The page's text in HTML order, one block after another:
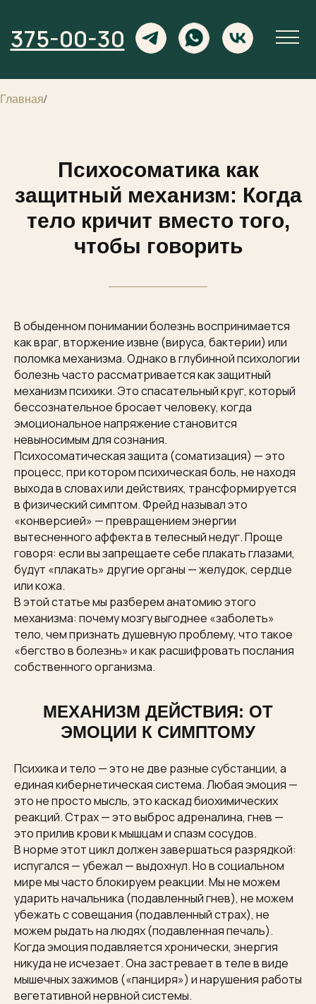
375-00-30
Главная/
Психосоматика как
защитный механизм: Когда
тело кричит вместо того,
чтобы говорить
В обыденном понимании болезнь воспринимается
как враг, вторжение извне (вируса, бактерии) или
поломка механизма. Однако в глубинной психологии
болезнь часто рассматривается как защитный
механизм психики. Это спасательный круг, который
бессознательное бросает человеку, когда
эмоциональное напряжение становится
невыносимым для сознания.
Психосоматическая защита (соматизация) — это
процесс, при котором психическая боль, не находя
выхода в словах или действиях, трансформируется
в физический симптом. Фрейд называл это
«конверсией» — превращением энергии
вытесненного аффекта в телесный недуг. Проще
говоря: если вы запрещаете себе плакать глазами,
будут «плакать» другие органы — желудок, сердце
или кожа.
В этой статье мы разберем анатомию этого
механизма: почему мозгу выгоднее «заболеть»
тело, чем признать душевную проблему, что такое
«бегство в болезнь» и как расшифровать послания
собственного организма.
МЕХАНИЗМ ДЕЙСТВИЯ: ОТ
ЭМОЦИИ К СИМПТОМУ
Психика и тело — это не две разные субстанции, а
единая кибернетическая система. Любая эмоция —
это не просто мысль, это каскад биохимических
реакций. Страх — это выброс адреналина, гнев —
это прилив крови к мышцам и спазм сосудов.
В норме этот цикл должен завершаться разрядкой:
испугался — убежал — выдохнул. Но в социальном
мире мы часто блокируем реакции. Мы не можем
ударить начальника (подавленный гнев), не можем
убежать с совещания (подавленный страх), не
можем рыдать на людях (подавленная печаль).
Когда эмоция подавляется хронически, энергия
никуда не исчезает. Она застревает в теле в виде
мышечных зажимов («панциря») и нарушения работы
вегетативной нервной системы.